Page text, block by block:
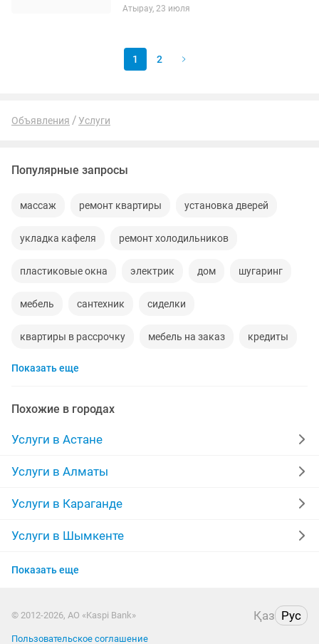
Атырау, 23 июля
1 2
Объявления Услуги
Популярные запросы
массаж ремонт квартиры установка дверей
укладка кафеля ремонт холодильников
пластиковые окна электрик дом шугаринг
мебель сантехник сиделки
квартиры в рассрочку мебель на заказ кредиты
москитные сетки
реставрация мебели
сборка мебели
дизайн материнская плата
укладка ламината
установка замков
Показать еще
Похожие в городах
Услуги в Астане
Услуги в Алматы
Услуги в Караганде
Услуги в Шымкенте
Услуги в Усть-Каменогорске
Услуги в Костанае
Показать еще
© 2012-2026, АО «Kaspi Bank» Қаз Рус
Пользовательское соглашение